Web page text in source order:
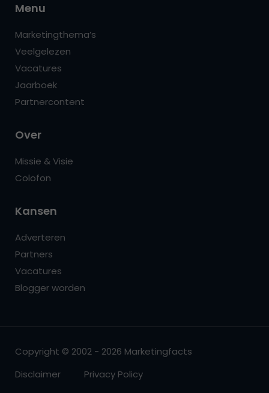
Menu
Marketingthema’s
Veelgelezen
Vacatures
Jaarboek
Partnercontent
Over
Missie & Visie
Colofon
Kansen
Adverteren
Partners
Vacatures
Blogger worden
Copyright © 2002 - 2026 Marketingfacts
Disclaimer
Privacy Policy